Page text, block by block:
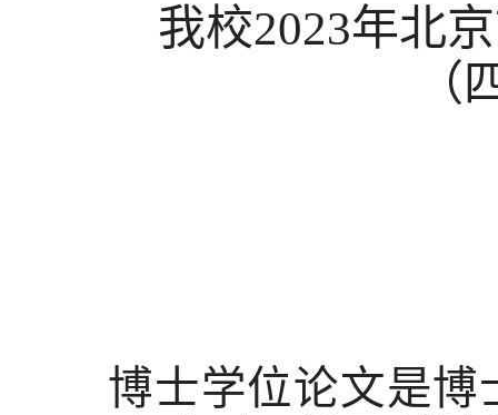
我校2023年北
（
博士学位论文是博